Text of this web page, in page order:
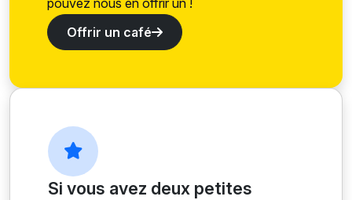
Offrir un café
Si vous avez deux petites